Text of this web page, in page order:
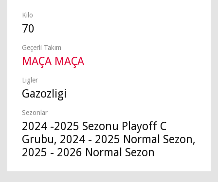
Kilo
70
Geçerli Takım
MAÇA MAÇA
Ligler
Gazozligi
Sezonlar
2024 -2025 Sezonu Playoff C
Grubu, 2024 - 2025 Normal Sezon,
2025 - 2026 Normal Sezon